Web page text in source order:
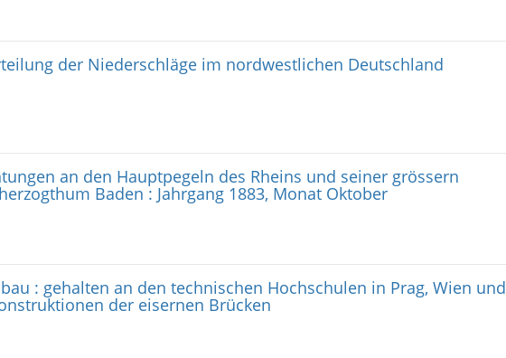
der Niederschläge im nordwestlichen Deutschland
an den Hauptpegeln des Rheins und seiner grössern
Baden : Jahrgang 1883, Monat Oktober
: gehalten an den technischen Hochschulen in Prag, Wien und
der eisernen Brücken